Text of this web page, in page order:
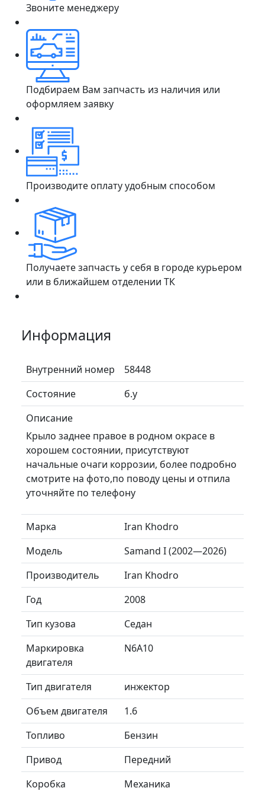
Звоните менеджеру
Подбираем Вам запчасть из наличия или
оформляем заявку
Производите оплату удобным способом
Получаете запчасть у себя в городе курьером
или в ближайшем отделении ТК
Информация
Внутренний номер
58448
Состояние
б.у
Описание
Крыло заднее правое в родном окрасе в
хорошем состоянии, присутствуют
начальные очаги коррозии, более подробно
смотрите на фото,по поводу цены и отпила
уточняйте по телефону
Марка
Iran Khodro
Модель
Samand I (2002—2026)
Производитель
Iran Khodro
Год
2008
Тип кузова
Седан
Маркировка
двигателя
N6A10
Тип двигателя
инжектор
Объем двигателя
1.6
Топливо
Бензин
Привод
Передний
Коробка
Механика